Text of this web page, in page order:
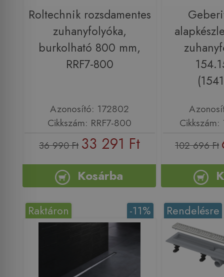
Roltechnik rozsdamentes
zuhanyfolyóka,
burkolható 800 mm,
RRF7-800
Azonosító: 172802
Cikkszám: RRF7-800
36 990 Ft 33 291 Ft
Kosárba
102 696 Ft
-11%
Raktáron Rendelésre